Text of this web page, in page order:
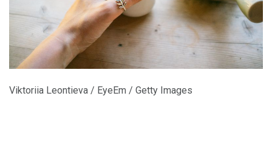
Viktoriia Leontieva / EyeEm / Getty Images